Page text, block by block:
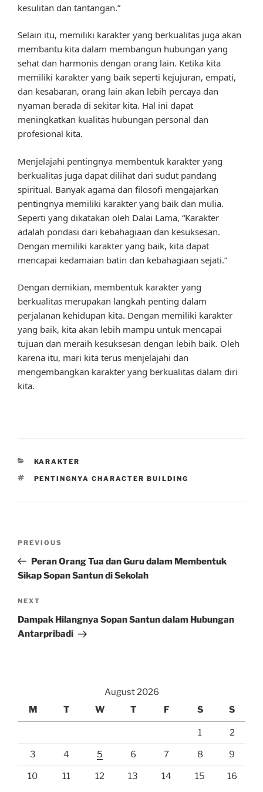
kesulitan dan tantangan.”
Selain itu, memiliki karakter yang berkualitas juga akan
membantu kita dalam membangun hubungan yang
sehat dan harmonis dengan orang lain. Ketika kita
memiliki karakter yang baik seperti kejujuran, empati,
dan kesabaran, orang lain akan lebih percaya dan
nyaman berada di sekitar kita. Hal ini dapat
meningkatkan kualitas hubungan personal dan
profesional kita.
Menjelajahi pentingnya membentuk karakter yang
berkualitas juga dapat dilihat dari sudut pandang
spiritual. Banyak agama dan filosofi mengajarkan
pentingnya memiliki karakter yang baik dan mulia.
Seperti yang dikatakan oleh Dalai Lama, “Karakter
adalah pondasi dari kebahagiaan dan kesuksesan.
Dengan memiliki karakter yang baik, kita dapat
mencapai kedamaian batin dan kebahagiaan sejati.”
Dengan demikian, membentuk karakter yang
berkualitas merupakan langkah penting dalam
perjalanan kehidupan kita. Dengan memiliki karakter
yang baik, kita akan lebih mampu untuk mencapai
tujuan dan meraih kesuksesan dengan lebih baik. Oleh
karena itu, mari kita terus menjelajahi dan
mengembangkan karakter yang berkualitas dalam diri
kita.
CATEGORIES
KARAKTER
TAGS
PENTINGNYA CHARACTER BUILDING
Previous
Post
PREVIOUS
Peran Orang Tua dan Guru dalam Membentuk
Sikap Sopan Santun di Sekolah
Next
Post
NEXT
Dampak Hilangnya Sopan Santun dalam Hubungan
Antarpribadi
August 2026
M
T W T F S S
1 2
3 4 5 6 7 8 9
10 11 12 13 14 15 16